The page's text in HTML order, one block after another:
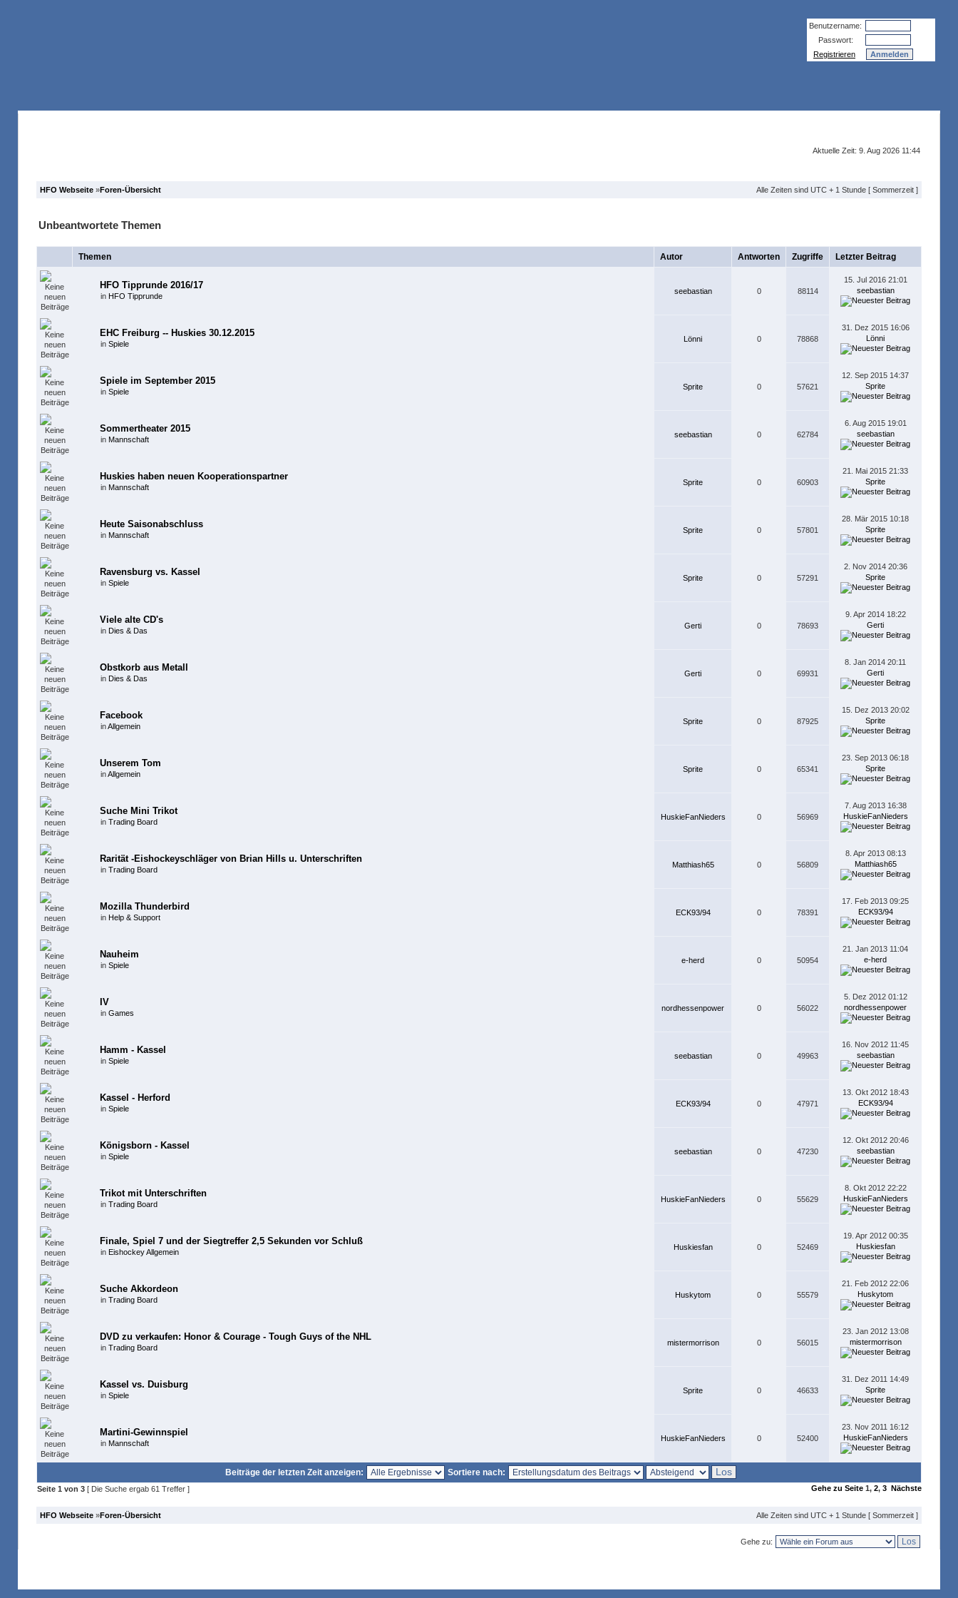
Benutzername:
Passwort:
Registrieren
Aktuelle Zeit: 9. Aug 2026 11:44
HFO Webseite »Foren-Übersicht Alle Zeiten sind UTC + 1 Stunde [ Sommerzeit ]
Unbeantwortete Themen
Themen Autor Antworten Zugriffe Letzter Beitrag
HFO Tipprunde 2016/17
in HFO Tipprunde
seebastian 0 88114
15. Jul 2016 21:01
seebastian
EHC Freiburg -- Huskies 30.12.2015
in Spiele
Lönni 0 78868
31. Dez 2015 16:06
Lönni
Spiele im September 2015
in Spiele
Sprite 0 57621
12. Sep 2015 14:37
Sprite
Sommertheater 2015
in Mannschaft
seebastian 0 62784
6. Aug 2015 19:01
seebastian
Huskies haben neuen Kooperationspartner
in Mannschaft
Sprite 0 60903
21. Mai 2015 21:33
Sprite
Heute Saisonabschluss
in Mannschaft
Sprite 0 57801
28. Mär 2015 10:18
Sprite
Ravensburg vs. Kassel
in Spiele
Sprite 0 57291
2. Nov 2014 20:36
Sprite
Viele alte CD's
in Dies & Das
Gerti 0 78693
9. Apr 2014 18:22
Gerti
Obstkorb aus Metall
in Dies & Das
Gerti 0 69931
8. Jan 2014 20:11
Gerti
Facebook
inAllgemein
Sprite 0 87925
15. Dez 2013 20:02
Sprite
Unserem Tom
inAllgemein
Sprite 0 65341
23. Sep 2013 06:18
Sprite
Suche Mini Trikot
in Trading Board
HuskieFanNieders 0 56969
7. Aug 2013 16:38
HuskieFanNieders
Rarität -Eishockeyschläger von Brian Hills u. Unterschriften
in Trading Board
Matthiash65 0 56809
8. Apr 2013 08:13
Matthiash65
Mozilla Thunderbird
in Help & Support
ECK93/94 0 78391
17. Feb 2013 09:25
ECK93/94
Nauheim
in Spiele
e-herd 0 50954
21. Jan 2013 11:04
e-herd
IV
in Games
nordhessenpower 0 56022
5. Dez 2012 01:12
nordhessenpower
Hamm - Kassel
in Spiele
seebastian 0 49963
16. Nov 2012 11:45
seebastian
Kassel - Herford
in Spiele
ECK93/94 0 47971
13. Okt 2012 18:43
ECK93/94
Königsborn - Kassel
in Spiele
seebastian 0 47230
12. Okt 2012 20:46
seebastian
Trikot mit Unterschriften
in Trading Board
HuskieFanNieders 0 55629
8. Okt 2012 22:22
HuskieFanNieders
Finale, Spiel 7 und der Siegtreffer 2,5 Sekunden vor Schluß
in Eishockey Allgemein
Huskiesfan 0 52469
19. Apr 2012 00:35
Huskiesfan
Suche Akkordeon
in Trading Board
Huskytom 0 55579
21. Feb 2012 22:06
Huskytom
DVD zu verkaufen: Honor & Courage - Tough Guys of the NHL
in Trading Board
mistermorrison 0 56015
23. Jan 2012 13:08
mistermorrison
Kassel vs. Duisburg
in Spiele
Sprite 0 46633
31. Dez 2011 14:49
Sprite
Martini-Gewinnspiel
in Mannschaft
HuskieFanNieders 0 52400
23. Nov 2011 16:12
HuskieFanNieders
Beiträge der letzten Zeit anzeigen: Sortiere nach:
Seite 1 von 3 [ Die Suche ergab 61 Treffer ] Gehe zu Seite 1, 2, 3 Nächste
HFO Webseite »Foren-Übersicht Alle Zeiten sind UTC + 1 Stunde [ Sommerzeit ]
Gehe zu: